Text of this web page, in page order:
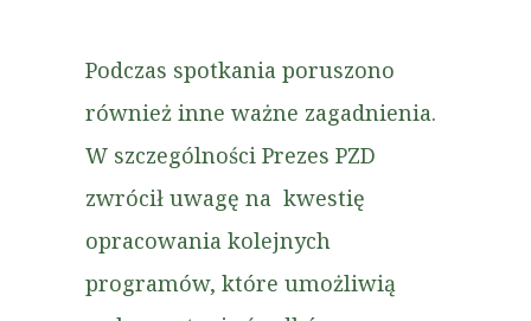
Podczas spotkania poruszono
również inne ważne zagadnienia.
W szczególności Prezes PZD
zwrócił uwagę na kwestię
opracowania kolejnych
programów, które umożliwią